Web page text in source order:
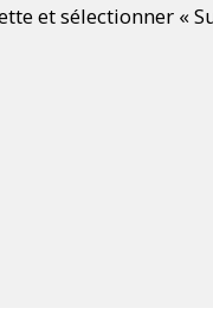
et sélectionner «